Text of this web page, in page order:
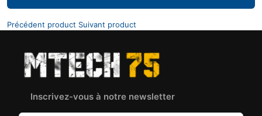
Précédent product Suivant product
Inscrivez-vous à notre newsletter